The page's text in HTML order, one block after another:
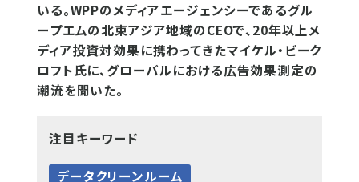
いる。WPPのメディアエージェンシーであるグル
ープエムの北東アジア地域のCEOで、20年以上メ
ディア投資対効果に携わってきたマイケル・ビーク
ロフト氏に、グローバルにおける広告効果測定の
潮流を聞いた。
注目キーワード
データクリーンルーム